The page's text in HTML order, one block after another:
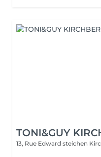
TONI&GUY
13, Rue Edward steichen